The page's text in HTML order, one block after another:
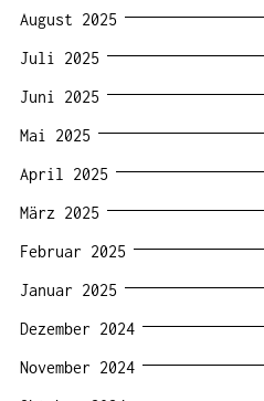
August 2025
Juli 2025
Juni 2025
Mai 2025
April 2025
März 2025
Februar 2025
Januar 2025
Dezember 2024
November 2024